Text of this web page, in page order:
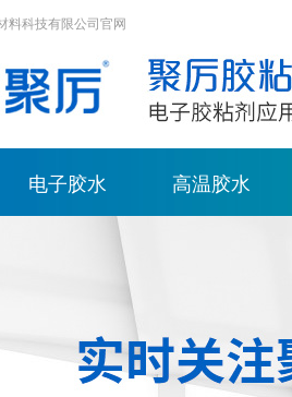
料科技有限公司官网
电子胶水 高温胶水